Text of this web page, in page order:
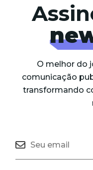
O melhor do
comunicação
transformando